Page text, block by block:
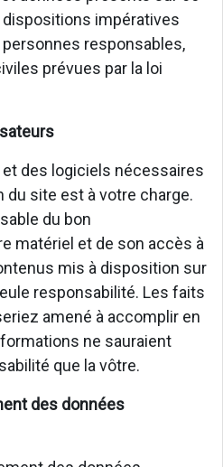
impératives
responsables,
prévues par la loi
et des logiciels nécessaires
du site est à votre charge.
du bon
matériel et de son accès à
mis à disposition sur
responsabilité. Les faits
amené à accomplir en
ne sauraient
que la vôtre.
des données